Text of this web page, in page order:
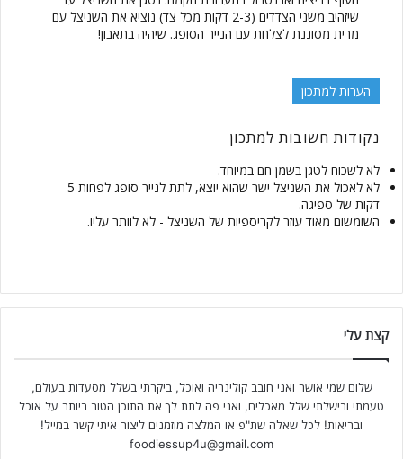
שיזהיב משני הצדדים (2-3 דקות מכל צד) נוציא את השניצל עם
מרית מסוננת לצלחת עם הנייר הסופג. שיהיה בתאבון!
הערות למתכון
נקודות חשובות למתכון
לא לשכוח לטגן בשמן חם במיוחד.
לא לאכול את השניצל ישר שהוא יוצא, לתת לנייר סופג לפחות 5
דקות של ספיגה.
השומשום מאוד עוזר לקריספיות של השניצל - לא לוותר עליו.
קצת עלי
שלום שמי אושר ואני חובב קולינריה ואוכל, ביקרתי בשלל מסעדות בעולם,
טעמתי ובישלתי שלל מאכלים, ואני פה לתת לך את התוכן הטוב ביותר על אוכל
ובריאות! לכל שאלה שת"פ או המלצה מוזמנים ליצור איתי קשר במייל!
foodiessup4u@gmail.com